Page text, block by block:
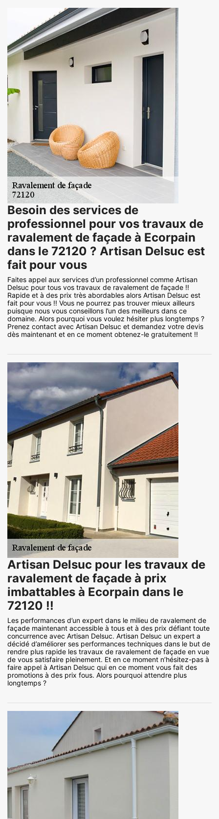
Besoin des services de
professionnel pour vos travaux de
ravalement de façade à Ecorpain
dans le 72120 ? Artisan Delsuc est
fait pour vous
Faites appel aux services d’un professionnel comme Artisan
Delsuc pour tous vos travaux de ravalement de façade !!
Rapide et à des prix très abordables alors Artisan Delsuc est
fait pour vous !! Vous ne pourrez pas trouver mieux ailleurs
puisque nous vous conseillons l’un des meilleurs dans ce
domaine. Alors pourquoi vous voulez hésiter plus longtemps ?
Prenez contact avec Artisan Delsuc et demandez votre devis
dès maintenant et en ce moment obtenez-le gratuitement !!
Artisan Delsuc pour les travaux de
ravalement de façade à prix
imbattables à Ecorpain dans le
72120 !!
Les performances d’un expert dans le milieu de ravalement de
façade maintenant accessible à tous et à des prix défiant toute
concurrence avec Artisan Delsuc. Artisan Delsuc un expert a
décidé d’améliorer ses performances techniques dans le but de
rendre plus rapide les travaux de ravalement de façade en vue
de vous satisfaire pleinement. Et en ce moment n’hésitez-pas à
faire appel à Artisan Delsuc qui en ce moment vous fait des
promotions à des prix fous. Alors pourquoi attendre plus
longtemps ?